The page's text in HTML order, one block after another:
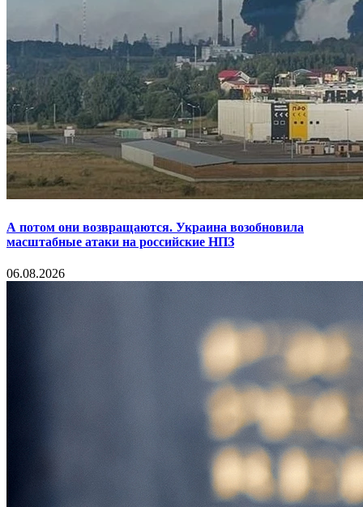
А потом они возвращаются. Украина возобновила
масштабные атаки на российские НПЗ
06.08.2026